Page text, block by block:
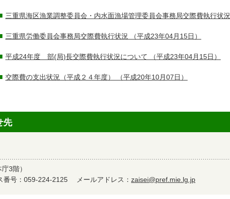
三重県海区漁業調整委員会・内水面漁場管理委員会事務局交際費執行状況
三重県労働委員会事務局交際費執行状況 （平成23年04月15日）
平成24年度 部(局)長交際費執行状況について （平成23年04月15日）
交際費の支出状況（平成２４年度） （平成20年10月07日）
先
3階）
番号：059-224-2125 メールアドレス： zaisei@pref.mie.lg.jp